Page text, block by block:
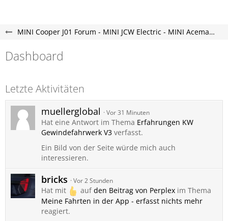
MINI Cooper J01 Forum - MINI JCW Electric - MINI Aceman Elektroauto Forum - neu und vollelektrisch.
Dashboard
Letzte Aktivitäten
muellerglobal Vor 31 Minuten
Hat eine Antwort im Thema Erfahrungen KW
Gewindefahrwerk V3 verfasst.
Ein Bild von der Seite würde mich auch
interessieren.
bricks Vor 2 Stunden
Hat mit aufden Beitrag von Perplex im Thema
Meine Fahrten in der App - erfasst nichts mehr
reagiert.